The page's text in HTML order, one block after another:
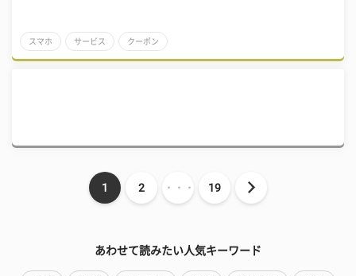
スマホ サービス クーポン
1 2 ・・・ 19
あわせて読みたい人気キーワード